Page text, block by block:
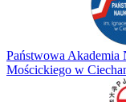
Państwowa Akademia
Mościckiego w